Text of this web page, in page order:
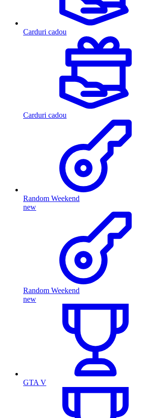
Carduri cadou
Carduri cadou
Random Weekend
new
Random Weekend
new
GTA V